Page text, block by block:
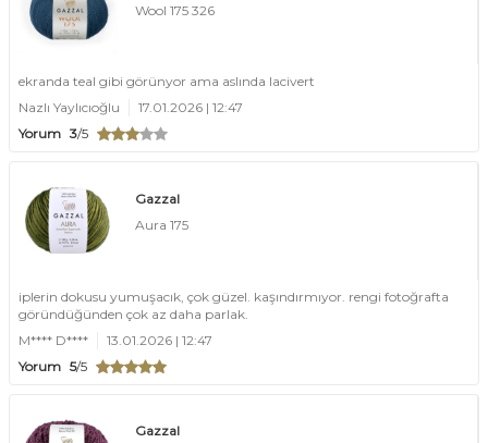
Wool 175 326
ekranda teal gibi görünyor ama aslında lacivert
Nazlı Yaylıcıoğlu
17.01.2026 | 12:47
Yorum 3/5
Gazzal
Aura 175
iplerin dokusu yumuşacık, çok güzel. kaşındırmıyor. rengi fotoğrafta
göründüğünden çok az daha parlak.
M**** D****
13.01.2026 | 12:47
Yorum 5/5
Gazzal